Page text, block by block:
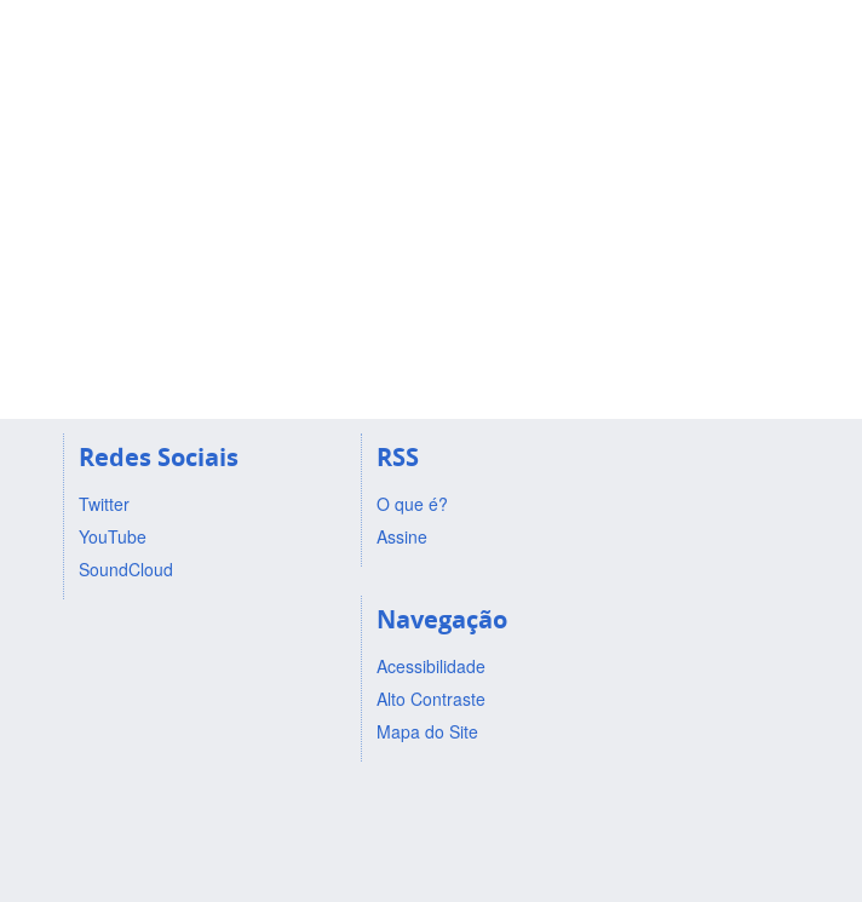
Redes Sociais
Twitter
YouTube
SoundCloud
RSS
O que é?
Assine
Navegação
Acessibilidade
Alto Contraste
Mapa do Site